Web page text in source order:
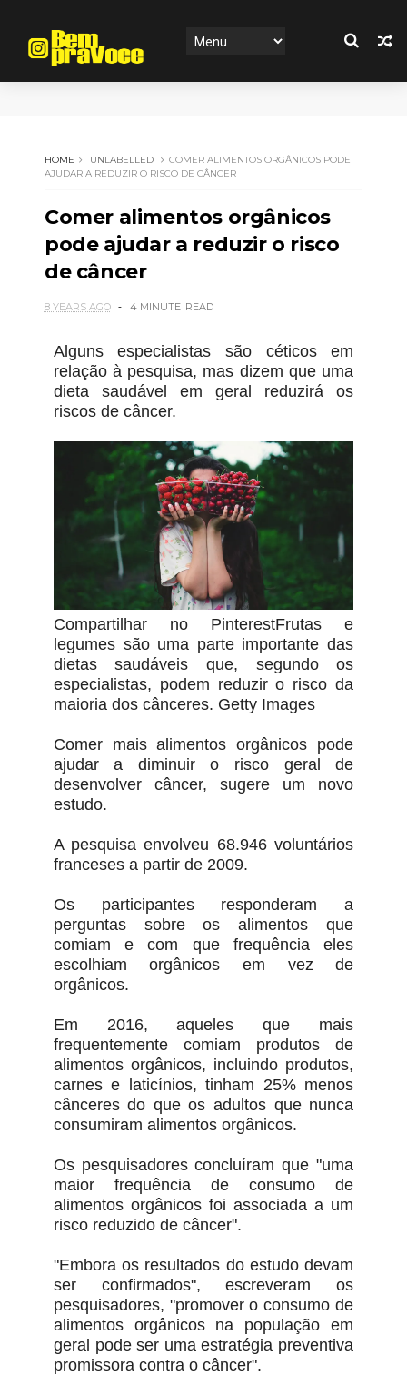
HOME UNLABELLED
COMER ALIMENTOS ORGÂNICOS PODE
AJUDAR A REDUZIR O RISCO DE CÂNCER
Comer alimentos orgânicos
pode ajudar a reduzir o risco
de câncer
8 YEARS AGO 4 MINUTE READ
Alguns especialistas são céticos em
relação à pesquisa, mas dizem que uma
dieta saudável em geral reduzirá os
riscos de câncer.
Compartilhar no PinterestFrutas e
legumes são uma parte importante das
dietas saudáveis ​​que, segundo os
especialistas, podem reduzir o risco da
maioria dos cânceres. Getty Images
Comer mais alimentos orgânicos pode
ajudar a diminuir o risco geral de
desenvolver câncer, sugere um novo
estudo.
A pesquisa envolveu 68.946 voluntários
franceses a partir de 2009.
Os participantes responderam a
perguntas sobre os alimentos que
comiam e com que frequência eles
escolhiam orgânicos em vez de
orgânicos.
Em 2016, aqueles que mais
frequentemente comiam produtos de
alimentos orgânicos, incluindo produtos,
carnes e laticínios, tinham 25% menos
cânceres do que os adultos que nunca
consumiram alimentos orgânicos.
Os pesquisadores concluíram que "uma
maior frequência de consumo de
alimentos orgânicos foi associada a um
risco reduzido de câncer".
"Embora os resultados do estudo devam
ser confirmados", escreveram os
pesquisadores, "promover o consumo de
alimentos orgânicos na população em
geral pode ser uma estratégia preventiva
promissora contra o câncer".